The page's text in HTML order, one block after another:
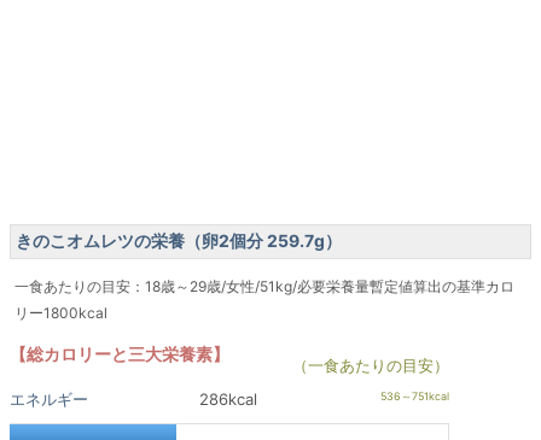
きのこオムレツの栄養（卵2個分 259.7g）
一食あたりの目安：18歳～29歳/女性/51kg/必要栄養量暫定値算出の基準カロ
リー1800kcal
【総カロリーと三大栄養素】
（一食あたりの目安）
エネルギー
286kcal